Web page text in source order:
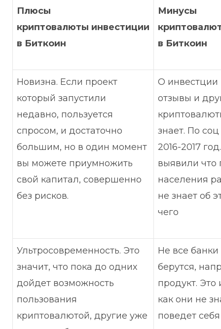
Плюсы
криптовалюты инвестиции
в Биткоин
Минусы
в Биткоин
Новизна. Если проект
который запустили
недавно, пользуется
спросом, и достаточно
большим, но в один момент
вы можете приумножить
свой капитал, совершенно
без рисков.
О инвестции
отзывы и
знает. По
2016-2017
выявили что
населения
не знает об
чего
Ультросовременность. Это
значит, что пока до одних
дойдет возможность
пользования
криптовалютой, другие уже
Не все
берутся,
продукт. Это
как они не
поведет